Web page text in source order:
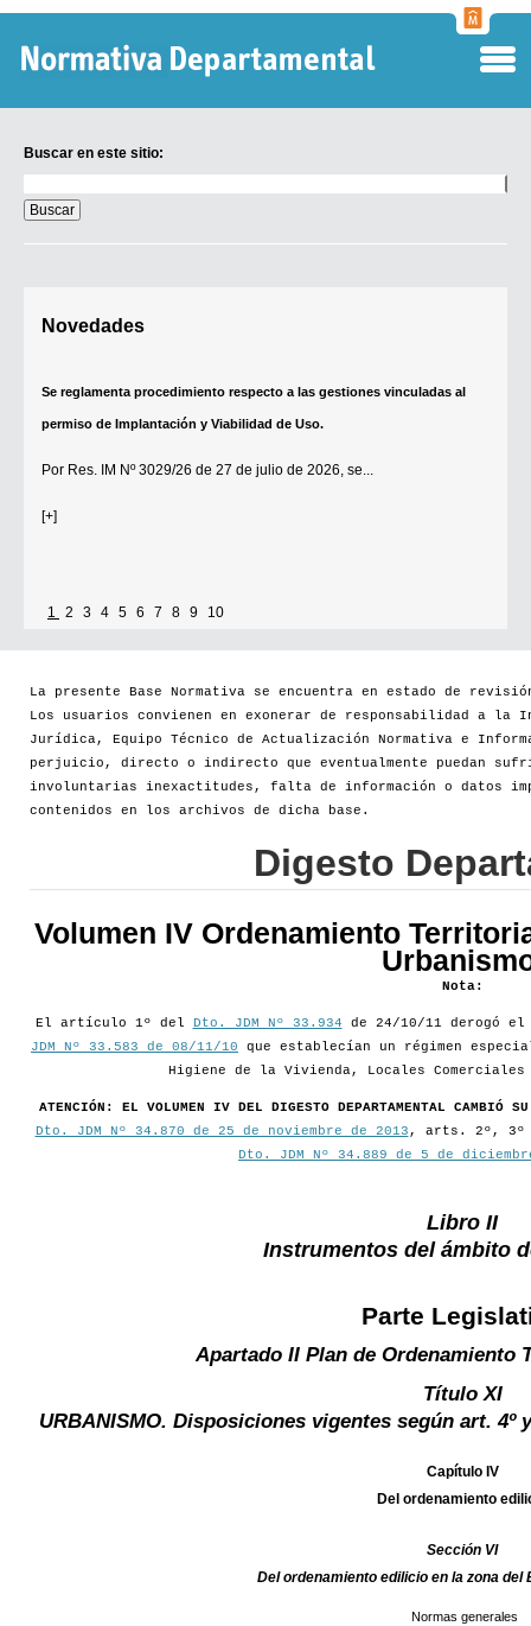
Buscar en este sitio:
en
este
sitio:
Novedades
Se reglamenta procedimiento respecto a las gestiones vinculadas al
permiso de Implantación y Viabilidad de Uso.
Por Res. IM Nº 3029/26 de 27 de julio de 2026, se...
[+]
1 2 3 4 5 6 7 8 9 10
La presente Base Normativa se encuentra en estado de
Los usuarios convienen en exonerar de responsabilidad a la
Jurídica, Equipo Técnico de Actualización Normativa e
perjuicio, directo o indirecto que eventualmente puedan
involuntarias inexactitudes, falta de información o datos
contenidos en los archivos de dicha base.
Digesto
Volumen IV Ordenamiento
Nota:
El artículo 1º del Dto. JDM Nº 33.934 de 24/10/11 derogó
JDM Nº 33.583 de 08/11/10 que establecían un régimen
Higiene de la Vivienda, Locales
ATENCIÓN: EL VOLUMEN IV DEL DIGESTO DEPARTAMENTAL CAMBIÓ
Dto. JDM Nº 34.870 de 25 de noviembre de 2013 , arts. 2º, 3º
Dto. JDM Nº 34.889 de 5 de
Libro II
Instrumentos del ámbito
Parte
Apartado II Plan de Ordenamiento
Título XI
URBANISMO. Disposiciones vigentes según art. 4º
Capítulo IV
Del ordenamiento
Sección VI
Del ordenamiento edilicio en la zona del
Normas generales